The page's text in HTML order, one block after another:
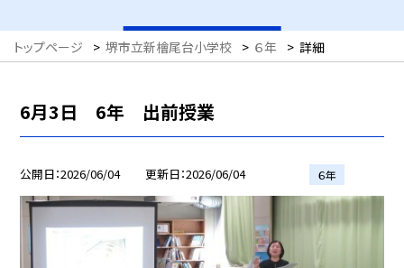
トップページ > 堺市立新檜尾台小学校 > ６年 > 詳細
6月3日 6年 出前授業
公開日 2026/06/04 更新日 2026/06/04 ６年